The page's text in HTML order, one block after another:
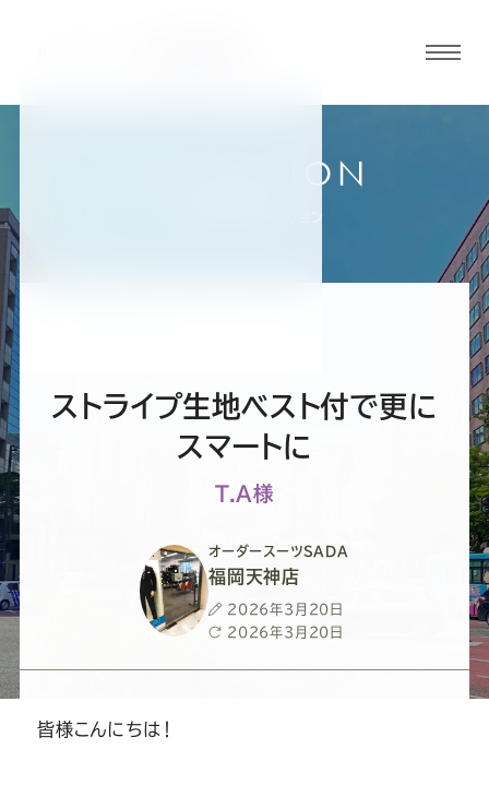
ツ
SADA
ス
ー
ツ
SADA
ダ
ー
ス
ー
ツ
ダ
ー
ス
ー
ツ
ダ
ス
ー
ツ
COLLECTION
ストライプ生地ベスト付で更に
スマートに
T.A様
オーダースーツSADA
福岡天神店
投
稿
2026年3月20日
最
2026年3月20日
皆様こんにちは！